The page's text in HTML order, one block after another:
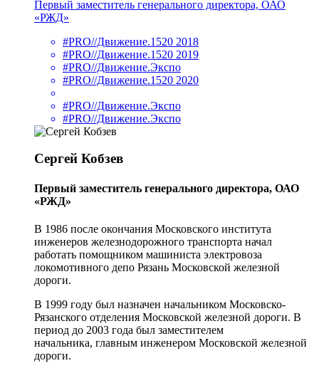
Первый заместитель генерального директора, ОАО
«РЖД»
#PRO//Движение.1520 2018
#PRO//Движение.1520 2019
#PRO//Движение.Экспо
#PRO//Движение.1520 2020
#PRO//Движение.Экспо
#PRO//Движение.Экспо
Сергей Кобзев
Первый заместитель генерального директора, ОАО
«РЖД»
В 1986 после окончания Московского института
инженеров железнодорожного транспорта начал
работать помощником машиниста электровоза
локомотивного депо Рязань Московской железной
дороги.
В 1999 году был назначен начальником Московско-
Рязанского отделения Московской железной дороги. В
период до 2003 года был заместителем
начальника, главным инженером Московской железной
дороги.